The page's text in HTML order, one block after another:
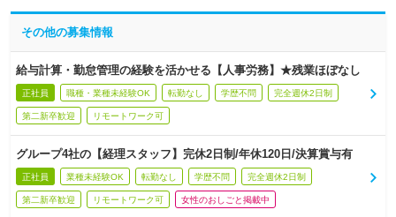
その他の募集情報
給与計算・勤怠管理の経験を活かせる【人事労務】★残業ほぼなし
正社員 職種・業種未経験OK 転勤なし 学歴不問 完全週休2日制
第二新卒歓迎 リモートワーク可
グループ4社の【経理スタッフ】完休2日制/年休120日/決算賞与有
正社員 業種未経験OK 転勤なし 学歴不問 完全週休2日制
第二新卒歓迎 リモートワーク可 女性のおしごと掲載中